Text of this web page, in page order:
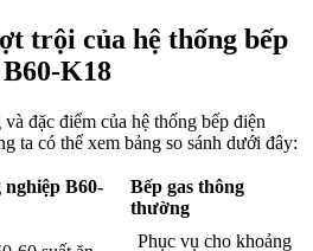
trội của hệ thống bếp
K18
đặc điểm của hệ thống bếp điện
ta có thể xem bảng so sánh dưới đây:
nghiệp B60-
Bếp gas thông
thường
Phục vụ cho khoảng